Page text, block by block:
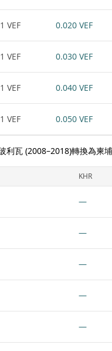
1 VEF 0.020 VEF
1 VEF 0.030 VEF
1 VEF 0.040 VEF
1 VEF 0.050 VEF
利瓦 (2008–2018)轉換為柬
KHR
—
—
—
—
—